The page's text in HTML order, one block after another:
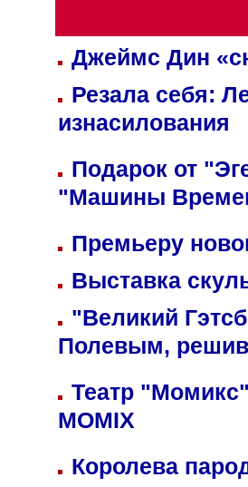
Джеймс Дин
Резала себя:
изнасилования
Подарок от
"Машины
Премьеру
Выставка
"Великий
Полевым,
Театр
MOMIX
Королева